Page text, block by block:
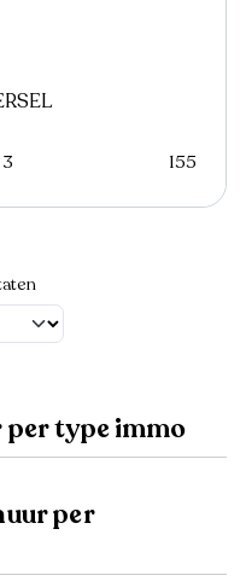
3 155
type immo
per